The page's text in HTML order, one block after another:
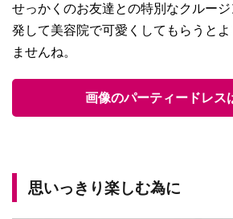
せっかくのお友達との特別なクルー
発して美容院で可愛くしてもらうと
ませんね。
画像のパーティードレス
思いっきり楽しむ為に